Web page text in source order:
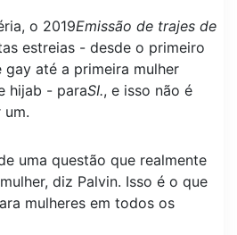
o 2019Emissão de trajes de
estreias - desde o primeiro
até a primeira mulher
hijab - paraSI., e isso não é
um.
uma questão que realmente
diz Palvin. Isso é o que
mulheres em todos os